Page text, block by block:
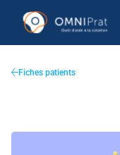
Fiches patients